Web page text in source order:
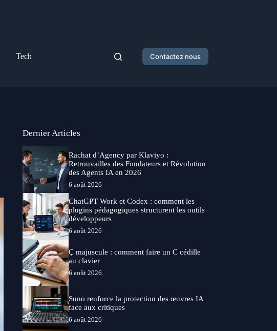
Tech Contactez nous
Dernier Articles
Rachat d’Agency par Klaviyo :
Retrouvailles des Fondateurs et Révolution
des Agents IA en 2026
6 août 2026
ChatGPT Work et Codex : comment les
plugins pédagogiques structurent les outils
développeurs
6 août 2026
Ç majuscule : comment faire un C cédille
au clavier
6 août 2026
Suno renforce la protection des œuvres IA
face aux critiques
6 août 2026